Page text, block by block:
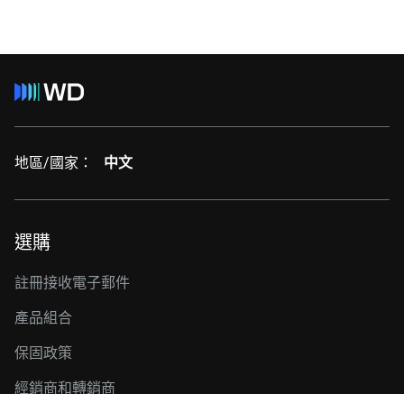
地區/國家： 中文
選購
註冊接收電子郵件
產品組合
保固政策
經銷商和轉銷商